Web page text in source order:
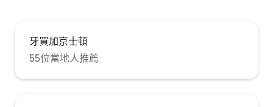
牙買加京士頓
55位當地人推薦